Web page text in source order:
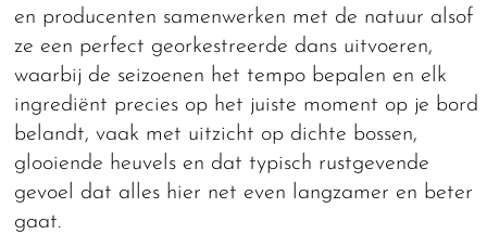
en producenten samenwerken met de natuur alsof
ze een perfect georkestreerde dans uitvoeren,
waarbij de seizoenen het tempo bepalen en elk
ingrediënt precies op het juiste moment op je bord
belandt, vaak met uitzicht op dichte bossen,
glooiende heuvels en dat typisch rustgevende
gevoel dat alles hier net even langzamer en beter
gaat.